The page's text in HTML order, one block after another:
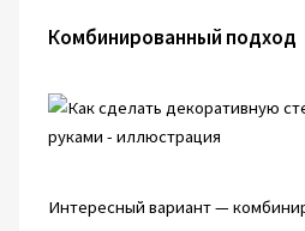
Комбинированный подход
Интересный вариант —